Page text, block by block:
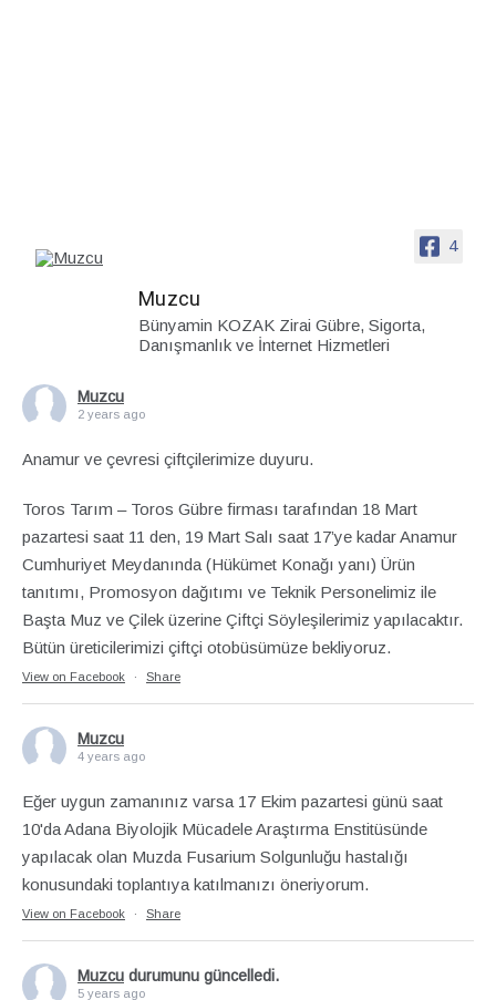
4
Muzcu
Bünyamin KOZAK Zirai Gübre, Sigorta,
Danışmanlık ve İnternet Hizmetleri
Muzcu
2 years ago
Anamur ve çevresi çiftçilerimize duyuru.
Toros Tarım – Toros Gübre firması tarafından 18 Mart
pazartesi saat 11 den, 19 Mart Salı saat 17’ye kadar Anamur
Cumhuriyet Meydanında (Hükümet Konağı yanı) Ürün
tanıtımı, Promosyon dağıtımı ve Teknik Personelimiz ile
Başta Muz ve Çilek üzerine Çiftçi Söyleşilerimiz yapılacaktır.
Bütün üreticilerimizi çiftçi otobüsümüze bekliyoruz.
View on Facebook · Share
Muzcu
4 years ago
Eğer uygun zamanınız varsa 17 Ekim pazartesi günü saat
10'da Adana Biyolojik Mücadele Araştırma Enstitüsünde
yapılacak olan Muzda Fusarium Solgunluğu hastalığı
konusundaki toplantıya katılmanızı öneriyorum.
View on Facebook · Share
Muzcu durumunu güncelledi.
5 years ago